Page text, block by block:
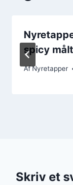
spicy
AfNyretapper
Skriv et